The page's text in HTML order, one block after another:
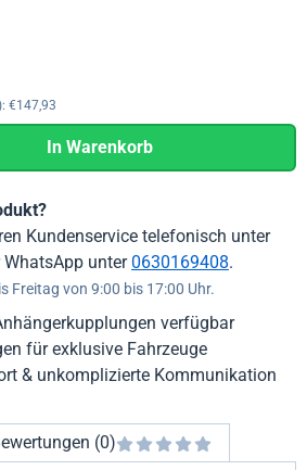
€147,93
In Warenkorb
Kundenservice telefonisch unter
WhatsApp unter0630169408.
Freitag von 9:00 bis 17:00 Uhr.
verfügbar
für exklusive Fahrzeuge
& unkomplizierte Kommunikation
(0)